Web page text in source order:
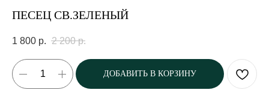
ПЕСЕЦ СВ.ЗЕЛЕНЫЙ
1 800 р. 2 200 р.
ДОБАВИТЬ В КОРЗИНУ